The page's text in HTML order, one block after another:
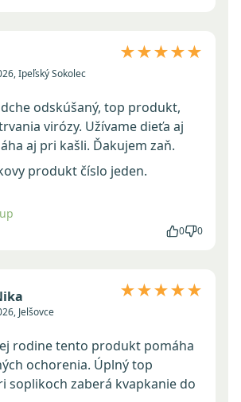
Ipeľský Sokolec
★★★★★
odskúšaný, top produkt,
virózy. Užívame dieťa aj
aj pri kašli. Ďakujem zaň.
produkt číslo jeden.
0 0
Jelšovce
★★★★★
rodine tento produkt pomáha
ochorenia. Úplný top
soplikoch zaberá kvapkanie do